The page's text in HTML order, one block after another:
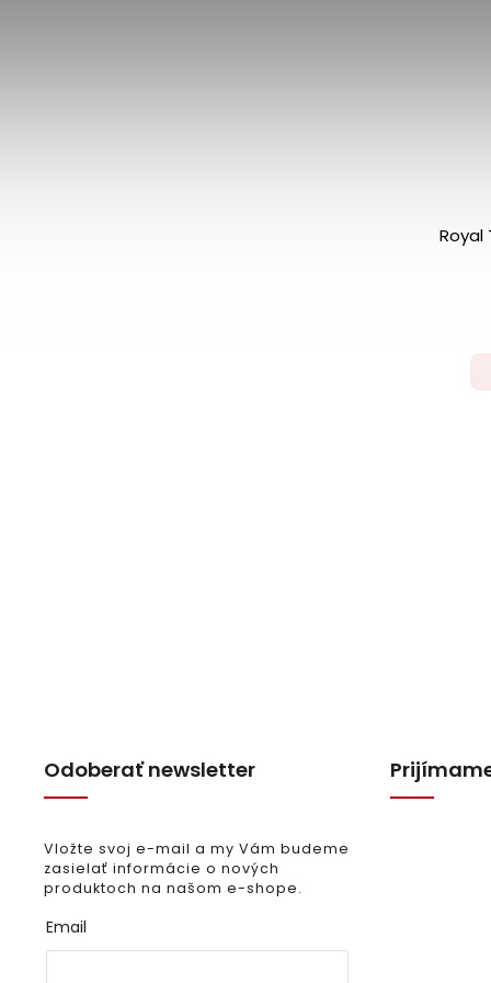
Royal
Odoberať newsletter
Vložte svoj e-mail a my Vám budeme
zasielať informácie o nových
produktoch na našom e-shope.
Email